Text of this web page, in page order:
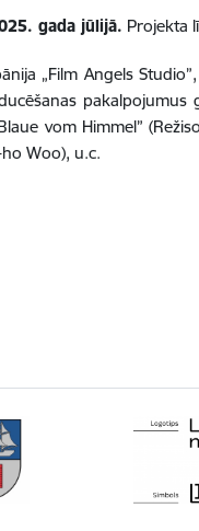
gada jūlijā. Projekta
„Film Angels
vom Himmel”
Woo), u.c.